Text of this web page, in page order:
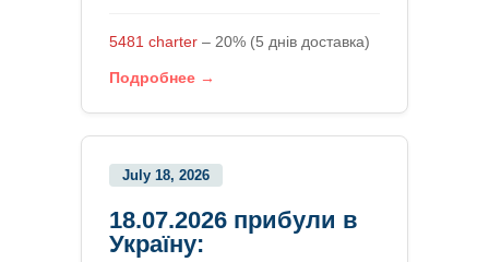
5481 charter – 20% (5 днів доставка)
Подробнее →
July 18, 2026
18.07.2026 прибули в
Україну: